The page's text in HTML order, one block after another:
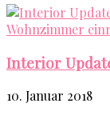
Interior
10. Januar 2018